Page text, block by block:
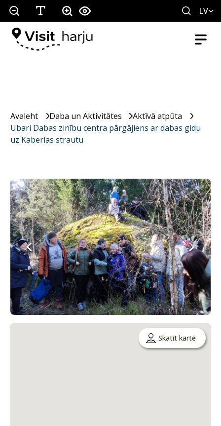
LV
Avaleht Daba un Aktivitātes
Aktīvā atpūta
Ubari Dabas zinību centra pārgājiens ar dabas gidu
uz Kaberlas strautu
Skatīt kartē